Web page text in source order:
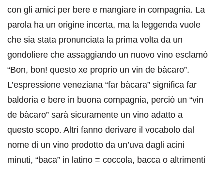
con gli amici per bere e mangiare in compagnia. La
parola ha un origine incerta, ma la leggenda vuole
che sia stata pronunciata la prima volta da un
gondoliere che assaggiando un nuovo vino esclamò
“Bon, bon! questo xe proprio un vin de bàcaro”.
L’espressione veneziana “far bàcara” significa far
baldoria e bere in buona compagnia, perciò un “vin
de bàcaro” sarà sicuramente un vino adatto a
questo scopo. Altri fanno derivare il vocabolo dal
nome di un vino prodotto da un’uva dagli acini
minuti, “baca” in latino = coccola, bacca o altrimenti